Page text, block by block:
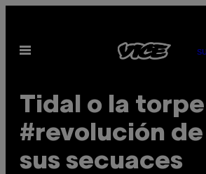
contenido
Abrir
Tidal o la torpe
#revolución de
sus secuaces